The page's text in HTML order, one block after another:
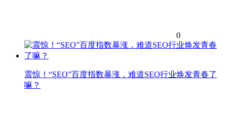
0
震惊！“SEO”百度指数暴涨，难道SEO行业焕发青春了
嘛？